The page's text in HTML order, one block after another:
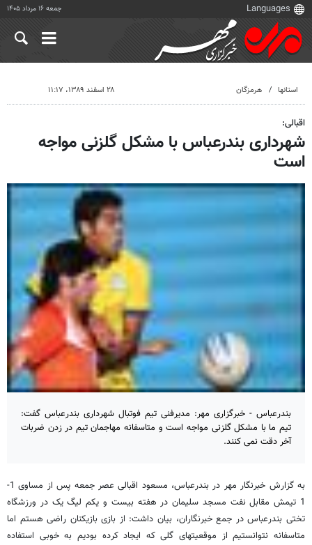
جمعه ۱۶ مرداد ۱۴۰۵
استانها هرمزگان ۲۸ اسفند ۱۳۸۹، ۱۱:۱۷
اقبالی:
شهرداری بندرعباس با مشکل گلزنی مواجه
است
بندرعباس - خبرگزاری مهر: مدیرفنی تیم فوتبال شهرداری بندرعباس گفت:
تیم ما با مشکل گلزنی مواجه است و متاسفانه مهاجمان تیم در زدن ضربات
آخر دقت نمی کنند.
به گزارش خبرنگار مهر در بندرعباس، مسعود اقبالی عصر جمعه پس از مساوی 1-
1 تیمش مقابل نفت مسجد سلیمان در هفته بیست و یکم لیگ یک در ورزشگاه
تختی بندرعباس در جمع خبرنگاران، بیان داشت: از بازی بازیکنان راضی هستم اما
متاسفانه نتوانستیم از موقعیتهای گلی که ایجاد کرده بودیم به خوبی استفاده